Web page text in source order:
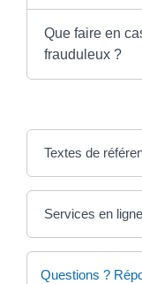
Que faire en
frauduleux ?
Textes de
Services en
Questions ?